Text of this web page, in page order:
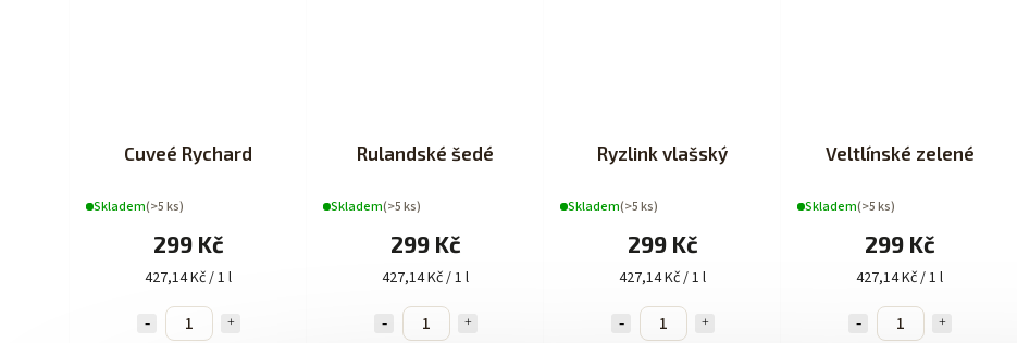
Cuveé Rychard
Skladem(>5 ks)
299 Kč
427,14 Kč / 1 l
Rulandské šedé
Skladem(>5 ks)
299 Kč
427,14 Kč / 1 l
Ryzlink vlašský
Skladem(>5 ks)
299 Kč
427,14 Kč / 1 l
Veltlínské zelené
Skladem(>5 ks)
299 Kč
427,14 Kč / 1 l